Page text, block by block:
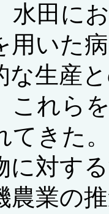
水田に
用いた
な生産
これら
てきた
に対す
農業の